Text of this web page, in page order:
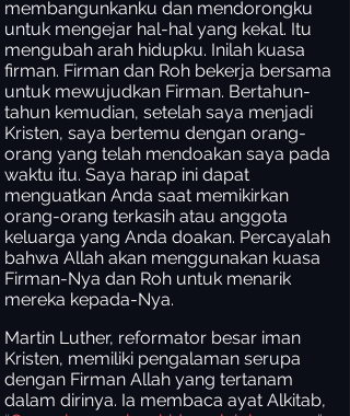
membangunkanku dan mendorongku
untuk mengejar hal-hal yang kekal. Itu
mengubah arah hidupku. Inilah kuasa
firman. Firman dan Roh bekerja bersama
untuk mewujudkan Firman. Bertahun-
tahun kemudian, setelah saya menjadi
Kristen, saya bertemu dengan orang-
orang yang telah mendoakan saya pada
waktu itu. Saya harap ini dapat
menguatkan Anda saat memikirkan
orang-orang terkasih atau anggota
keluarga yang Anda doakan. Percayalah
bahwa Allah akan menggunakan kuasa
Firman-Nya dan Roh untuk menarik
mereka kepada-Nya.
Martin Luther, reformator besar iman
Kristen, memiliki pengalaman serupa
dengan Firman Allah yang tertanam
dalam dirinya. Ia membaca ayat Alkitab,